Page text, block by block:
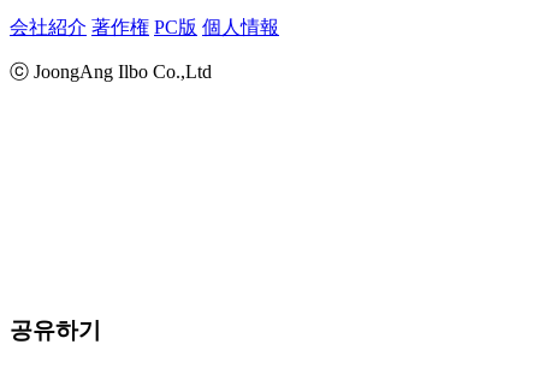
会社紹介 著作権 PC版 個人情報
ⓒ JoongAng Ilbo Co.,Ltd
공유하기